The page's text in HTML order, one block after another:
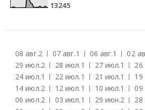
13245
08 авг.2 07 авг.1 06 авг.1 02
29 июл.2 28 июл.1 27 июл.1 26
24 июл.1 22 июл.1 21 июл.1 19
14 июл.2 12 июл.1 10 июл.1 09
06 июл.2 03 июл.1 29 июн.2 28